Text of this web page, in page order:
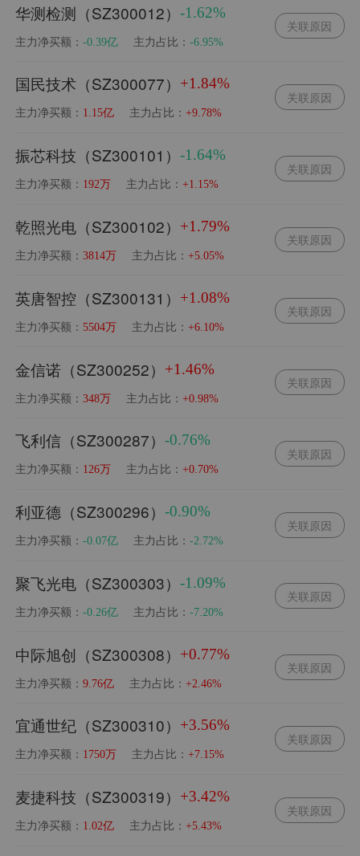
华测检测（SZ300012）-1.62%
主力净买额：-0.39亿 主力占比：-6.95%
关联原因
国民技术（SZ300077） +1.84%
主力净买额： 1.15亿 主力占比：+9.78%
关联原因
振芯科技（SZ300101）-1.64%
主力净买额： 192万 主力占比：+1.15%
关联原因
乾照光电（SZ300102） +1.79%
主力净买额：3814万 主力占比：+5.05%
关联原因
英唐智控（SZ300131） +1.08%
主力净买额： 5504万 主力占比：+6.10%
关联原因
金信诺（SZ300252） +1.46%
主力净买额：348万 主力占比：+0.98%
关联原因
飞利信（SZ300287）-0.76%
主力净买额： 126万 主力占比：+0.70%
关联原因
利亚德（SZ300296）-0.90%
主力净买额：-0.07亿 主力占比：-2.72%
关联原因
聚飞光电（SZ300303）-1.09%
主力净买额：-0.26亿 主力占比：-7.20%
关联原因
中际旭创（SZ300308） +0.77%
主力净买额：9.76亿 主力占比：+2.46%
关联原因
宜通世纪（SZ300310） +3.56%
主力净买额： 1750万 主力占比：+7.15%
关联原因
麦捷科技（SZ300319） +3.42%
主力净买额： 1.02亿 主力占比：+5.43%
关联原因